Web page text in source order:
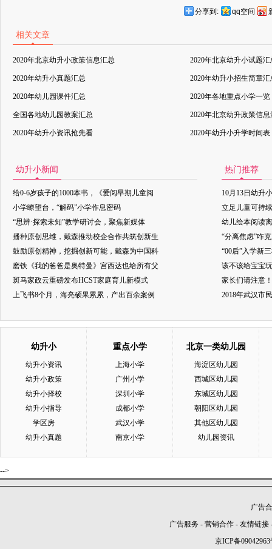
分享到: qq空间
相关文章
2020年北京幼升小政策信息汇总 2020年北京幼升小试题汇
2020年幼升小真题汇总 2020年幼升小招生简章汇
2020年幼儿园课件汇总 2020年各地重点小学一览
全国各地幼儿园教案汇总 2020年北京幼升政策信息
2020年幼升小资讯抢先看 2020年幼升小升学时间表
幼升小新闻
给0-6岁孩子的1000本书，《爱阅早期儿童阅
小学瞭望台，“解码”小学作息密码
“思辨·探索未知”教学研讨会，聚焦新媒体
播种原创思维，戴森推动校企合作共筑创新生
鼓励原创精神，挖掘创新可能，戴森为中国科
磨铁《我的爸爸是奥特曼》宫西达也给所有父
斑马家政云重磅发布HCST家庭育儿新模式
上飞书8个月，海亮硕果累累，产出百余案例
热门推荐
10月13日幼升
立足儿童可持
幼儿绘本阅读
“分离焦虑”咋
“00后”入学新
该不该给宝宝
家长们请注意
2018年武汉市
幼升小
幼升小资讯
幼升小政策
幼升小择校
幼升小指导
学区房
幼升小真题
重点小学
上海小学
广州小学
深圳小学
成都小学
武汉小学
南京小学
北京一类幼儿园
海淀区幼儿园
西城区幼儿园
东城区幼儿园
朝阳区幼儿园
其他区幼儿园
幼儿园资讯
-->
广告
广告服务 - 营销合作 - 友情链接
京ICP备09042963